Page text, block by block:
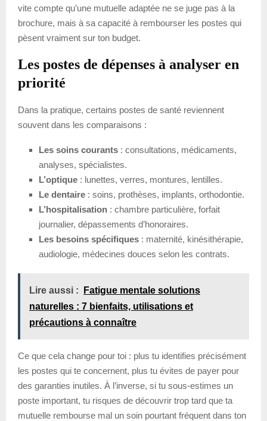
vite compte qu’une mutuelle adaptée ne se juge pas à la
brochure, mais à sa capacité à rembourser les postes qui
pèsent vraiment sur ton budget.
Les postes de dépenses à analyser en
priorité
Dans la pratique, certains postes de santé reviennent
souvent dans les comparaisons :
Les soins courants : consultations, médicaments,
analyses, spécialistes.
L’optique : lunettes, verres, montures, lentilles.
Le dentaire : soins, prothèses, implants, orthodontie.
L’hospitalisation : chambre particulière, forfait
journalier, dépassements d’honoraires.
Les besoins spécifiques : maternité, kinésithérapie,
audiologie, médecines douces selon les contrats.
Lire aussi :
Fatigue mentale solutions
naturelles : 7 bienfaits, utilisations et
précautions à connaître
Ce que cela change pour toi : plus tu identifies précisément
les postes qui te concernent, plus tu évites de payer pour
des garanties inutiles. À l’inverse, si tu sous-estimes un
poste important, tu risques de découvrir trop tard que ta
mutuelle rembourse mal un soin pourtant fréquent dans ton